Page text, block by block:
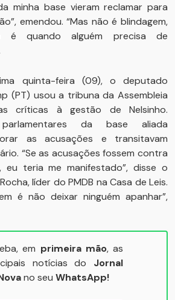
minha base vieram reclamar para
emendou. “Mas não é blindagem,
é quando alguém precisa de
quinta-feira (09), o deputado
(PT) usou a tribuna da Assembleia
críticas à gestão de Nelsinho.
da base aliada
as acusações e transitavam
“Se as acusações fossem contra
eu teria me manifestado”, disse o
líder do PMDB na Casa de Leis.
é não deixar ninguém apanhar”,
em primeira mão, as
notícias do Jornal
no seu WhatsApp!